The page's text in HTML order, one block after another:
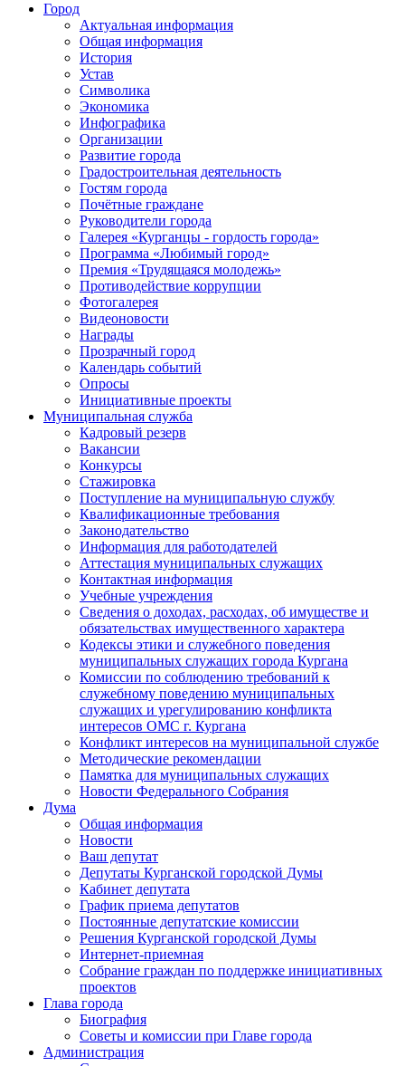
Город
Актуальная информация
Общая информация
История
Устав
Символика
Экономика
Инфографика
Организации
Развитие города
Градостроительная деятельность
Гостям города
Почётные граждане
Руководители города
Галерея «Курганцы - гордость города»
Программа «Любимый город»
Премия «Трудящаяся молодежь»
Противодействие коррупции
Фотогалерея
Видеоновости
Награды
Прозрачный город
Календарь событий
Опросы
Инициативные проекты
Муниципальная служба
Кадровый резерв
Вакансии
Конкурсы
Стажировка
Поступление на муниципальную службу
Квалификационные требования
Законодательство
Информация для работодателей
Аттестация муниципальных служащих
Контактная информация
Учебные учреждения
Сведения о доходах, расходах, об имуществе и
обязательствах имущественного характера
Кодексы этики и служебного поведения
муниципальных служащих города Кургана
Комиссии по соблюдению требований к
служебному поведению муниципальных
служащих и урегулированию конфликта
интересов ОМС г. Кургана
Конфликт интересов на муниципальной службе
Методические рекомендации
Памятка для муниципальных служащих
Новости Федерального Cобрания
Дума
Общая информация
Новости
Ваш депутат
Депутаты Курганской городской Думы
Кабинет депутата
График приема депутатов
Постоянные депутатские комиссии
Решения Курганской городской Думы
Интернет-приемная
Собрание граждан по поддержке инициативных
проектов
Глава города
Биография
Советы и комиссии при Главе города
Администрация